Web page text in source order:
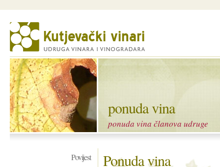
ponuda vina
ponuda vina članova udruge
Povijest
Ponuda vina